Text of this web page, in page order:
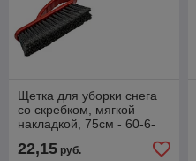
Щетка для уборки снега
со скребком, мягкой
накладкой, 75см - 60-6-
22,15 руб.